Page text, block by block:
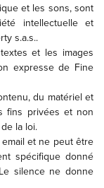
et les sons, sont
intellectuelle et
s.a.s..
et les images
expresse de Fine
du matériel et
fins privées et non
la loi.
et ne peut être
spécifique donné
silence ne donne